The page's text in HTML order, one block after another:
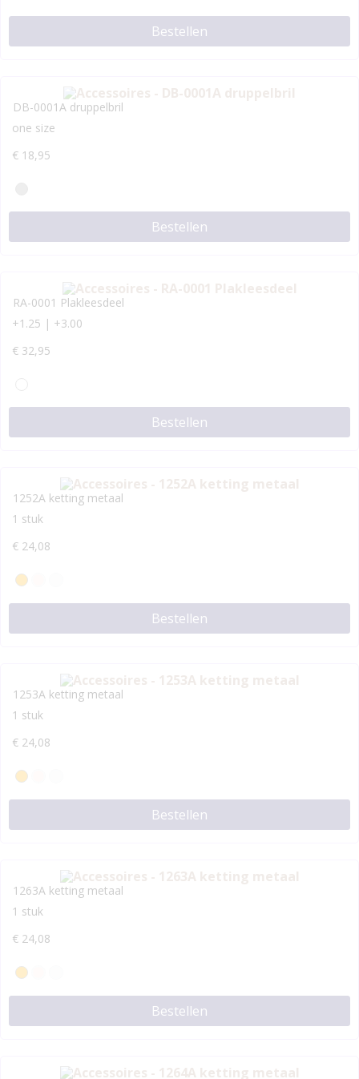
Bestellen
DB-0001A druppelbril
one size
€ 18,95
Bestellen
RA-0001 Plakleesdeel
+1.25 | +3.00
€ 32,95
Bestellen
1252A ketting metaal
1 stuk
€ 24,08
Bestellen
1253A ketting metaal
1 stuk
€ 24,08
Bestellen
1263A ketting metaal
1 stuk
€ 24,08
Bestellen